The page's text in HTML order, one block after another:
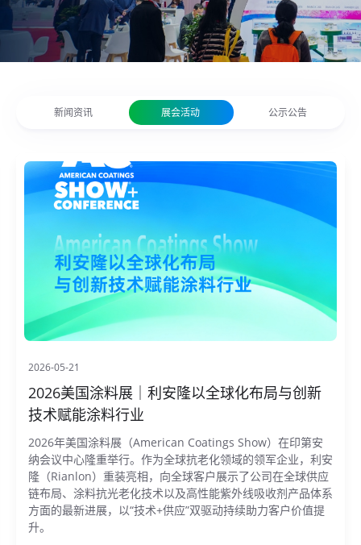
新闻资讯 展会活动 公示公告
2026-05-21
2026美国涂料展｜利安隆以全球化布局与创新
技术赋能涂料行业
2026年美国涂料展（American Coatings Show）在印第安
纳会议中心隆重举行。作为全球抗老化领域的领军企业，利安
隆（Rianlon）重装亮相，向全球客户展示了公司在全球供应
链布局、涂料抗光老化技术以及高性能紫外线吸收剂产品体系
方面的最新进展，以“技术+供应”双驱动持续助力客户价值提
升。